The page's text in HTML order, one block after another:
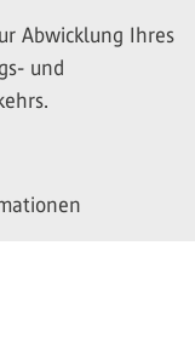
Abwicklung Ihres
und